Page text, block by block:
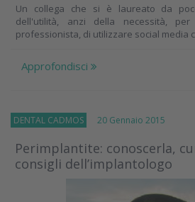
Un collega che si è laureato da
dell'utilità, anzi della necessità,
professionista, di utilizzare social media
Approfondisci
DENTAL CADMOS 20 Gennaio 2015
Perimplantite: conoscerla,
consigli dell’implantologo